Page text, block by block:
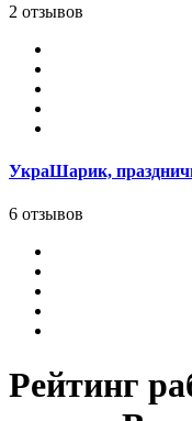
2 отзывов
УкраШарик,
6 отзывов
Рейтинг